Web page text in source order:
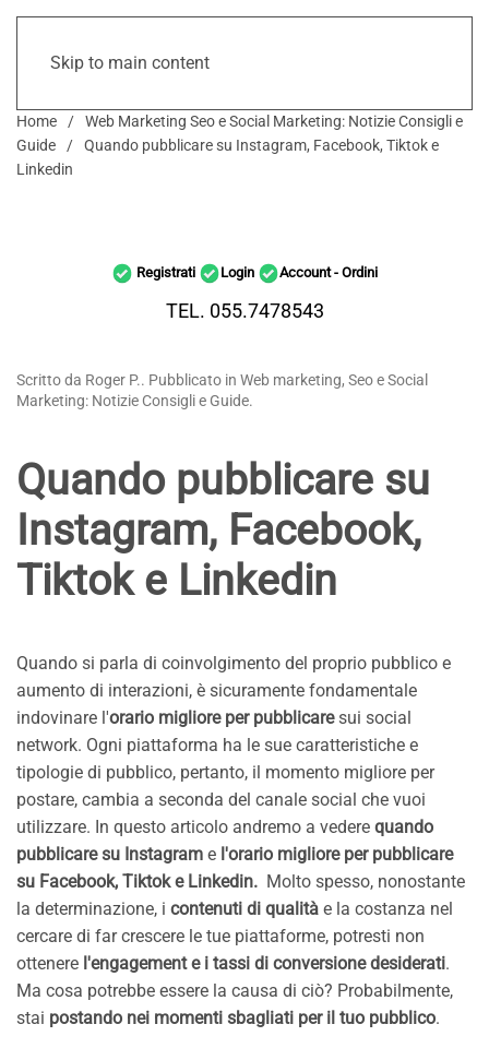
Skip to main content
Home
Web Marketing Seo e Social Marketing: Notizie Consigli e
Guide
Quando pubblicare su Instagram, Facebook, Tiktok e
Linkedin
Registrati Login Account - Ordini
TEL. 055.7478543
Scritto da Roger P.. Pubblicato in Web marketing, Seo e Social
Marketing: Notizie Consigli e Guide.
Quando pubblicare su
Instagram, Facebook,
Tiktok e Linkedin
Quando si parla di coinvolgimento del proprio pubblico e
aumento di interazioni, è sicuramente fondamentale
indovinare l'orario migliore per pubblicaresui social
network. Ogni piattaforma ha le sue caratteristiche e
tipologie di pubblico, pertanto, il momento migliore per
postare, cambia a seconda del canale social che vuoi
utilizzare. In questo articolo andremo a vedere quando
pubblicare su Instagram e l'orario migliore per pubblicare
su Facebook, Tiktok e Linkedin. Molto spesso, nonostante
la determinazione, i contenuti di qualità e la costanza nel
cercare di far crescere le tue piattaforme, potresti non
ottenere l'engagement e i tassi di conversione desiderati.
Ma cosa potrebbe essere la causa di ciò? Probabilmente,
stai postando nei momenti sbagliati per il tuo pubblico.